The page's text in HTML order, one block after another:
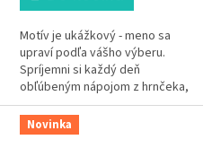
Motív je ukážkový - meno sa
upraví podľa vášho výberu.
Spríjemni si každý deň
obľúbeným nápojom z hrnčeka,
ktorý je len tvoj. Tento
elegantný keramický hrnček s
motívom "Všetko...
Novinka